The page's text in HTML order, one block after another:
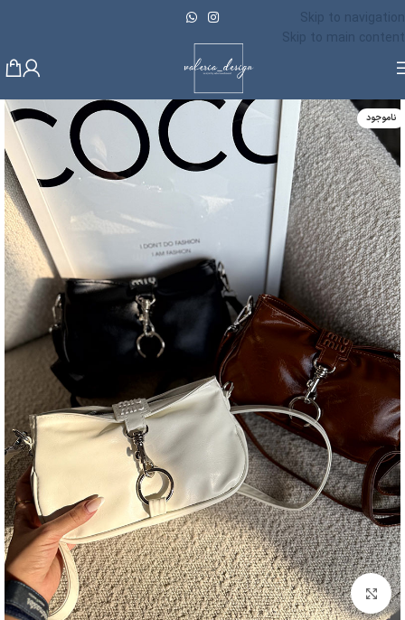
Skip to navigation
Skip to main content
ناموجود
بزرگنمایی تصویر